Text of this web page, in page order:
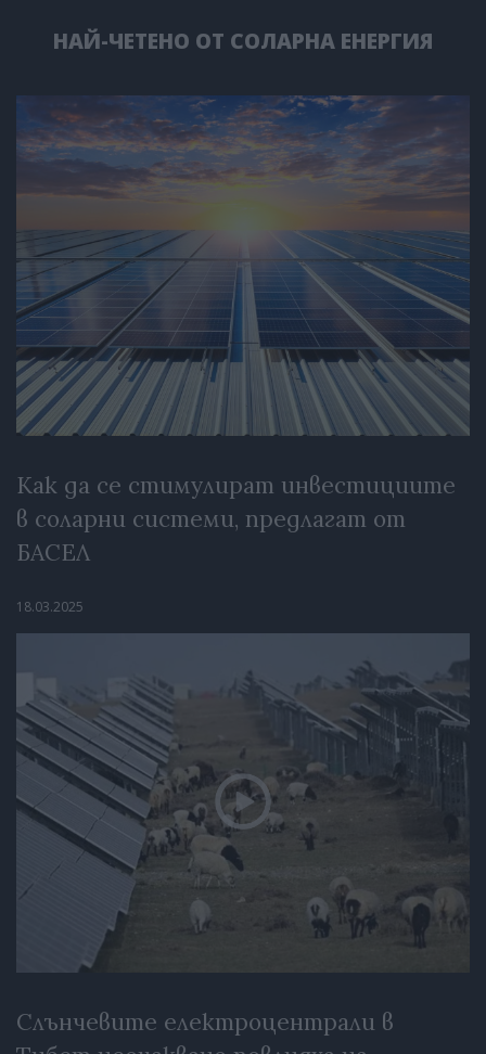
НАЙ-ЧЕТЕНО ОТ СОЛАРНА ЕНЕРГИЯ
Как да се стимулират инвестициите
в соларни системи, предлагат от
БАСЕЛ
18.03.2025
Слънчевите електроцентрали в